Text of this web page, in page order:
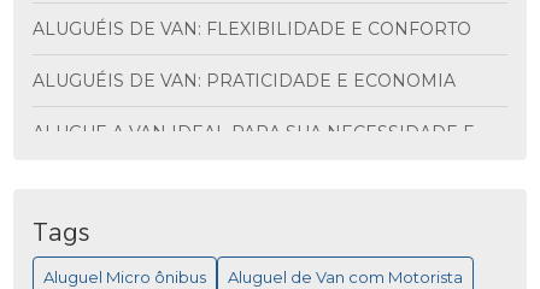
ALUGUÉIS DE VAN: FLEXIBILIDADE E CONFORTO
ALUGUÉIS DE VAN: PRATICIDADE E ECONOMIA
ALUGUE A VAN IDEAL PARA SUA NECESSIDADE E
PRATICIDADE
ALUGUEL DE MICRO ÔNIBUS PARA EVENTOS
Tags
Aluguel Micro ônibus Aluguel de Van com Motorista